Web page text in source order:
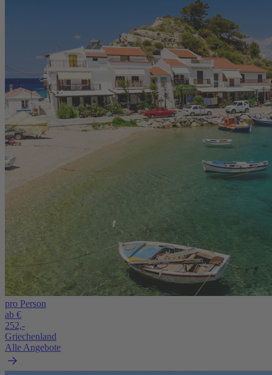
pro Person
ab €
252,-
Griechenland
Alle Angebote